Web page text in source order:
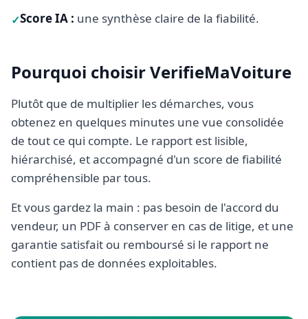
✓Score IA : une synthèse claire de la fiabilité.
Pourquoi choisir VerifieMaVoiture
Plutôt que de multiplier les démarches, vous
obtenez en quelques minutes une vue consolidée
de tout ce qui compte. Le rapport est lisible,
hiérarchisé, et accompagné d'un score de fiabilité
compréhensible par tous.
Et vous gardez la main : pas besoin de l'accord du
vendeur, un PDF à conserver en cas de litige, et une
garantie satisfait ou remboursé si le rapport ne
contient pas de données exploitables.